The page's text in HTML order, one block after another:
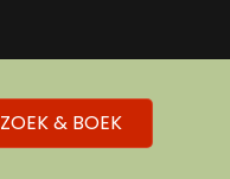
ZOEK & BOEK